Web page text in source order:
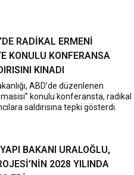
RADIKAL ERMENI
KONULU KONFERANSA
KINADI
ABD’de düzenlenen
konulu konferansta, radikal
saldırısına tepki gösterdi.
BAKANI URALOĞLU,
2028 YILINDA